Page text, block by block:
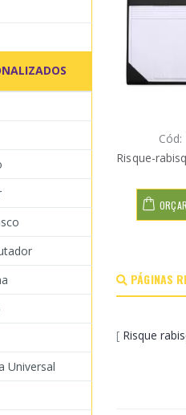
Cód:
Risque-
PÁGINAS
[ Risque
Universal